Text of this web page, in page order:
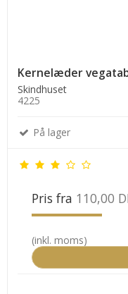
Kernelæder
Skindhuset
4225
På lager
Pris fra 110,00
(inkl. moms)